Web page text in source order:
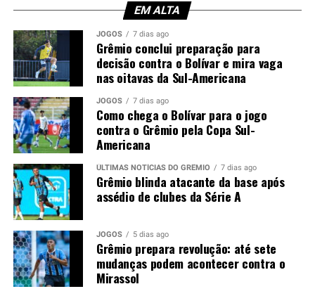
Gabriel Grando; Pávon, Gustavo Martins,
Kannemann e Pedro Gabriel; Nardoni, Dodi e
Noriega; Tetê, Amuzu e Braithwaite.Técnico: Luís
Castro.
Foto: Lucas Uebel / Grêmio
EM ALTA
JOGOS 7 dias ago
Grêmio conclui preparação para
decisão contra o Bolívar e mira vaga
nas oitavas da Sul-Americana
JOGOS 7 dias ago
Como chega o Bolívar para o jogo
contra o Grêmio pela Copa Sul-
Americana
ÚLTIMAS NOTÍCIAS DO GRÊMIO 7 dias ago
Grêmio blinda atacante da base após
assédio de clubes da Série A
JOGOS 5 dias ago
Grêmio prepara revolução: até sete
mudanças podem acontecer contra o
Mirassol